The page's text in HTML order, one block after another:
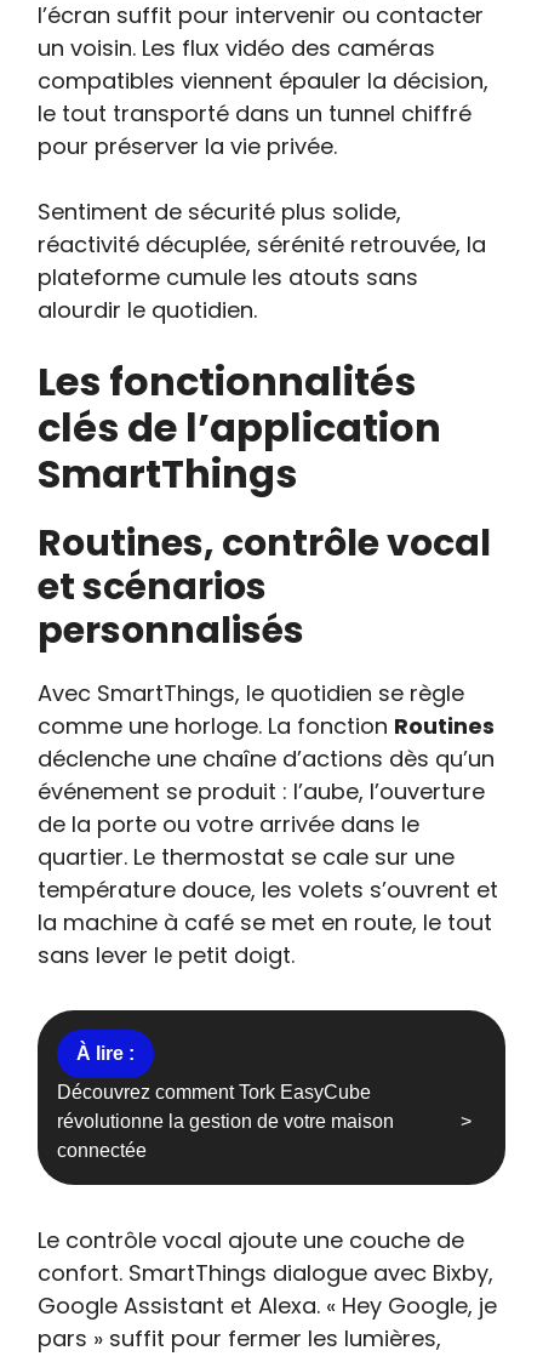
l’écran suffit pour intervenir ou contacter
un voisin. Les flux vidéo des caméras
compatibles viennent épauler la décision,
le tout transporté dans un tunnel chiffré
pour préserver la vie privée.
Sentiment de sécurité plus solide,
réactivité décuplée, sérénité retrouvée, la
plateforme cumule les atouts sans
alourdir le quotidien.
Les fonctionnalités
clés de l’application
SmartThings
Routines, contrôle vocal
et scénarios
personnalisés
Avec SmartThings, le quotidien se règle
comme une horloge. La fonction Routines
déclenche une chaîne d’actions dès qu’un
événement se produit : l’aube, l’ouverture
de la porte ou votre arrivée dans le
quartier. Le thermostat se cale sur une
température douce, les volets s’ouvrent et
la machine à café se met en route, le tout
sans lever le petit doigt.
Découvrez comment Tork EasyCube
révolutionne la gestion de votre maison
connectée
Le contrôle vocal ajoute une couche de
confort. SmartThings dialogue avec Bixby,
Google Assistant et Alexa. « Hey Google, je
pars » suffit pour fermer les lumières,